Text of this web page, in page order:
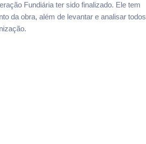
Fundiária ter sido finalizado. Ele tem
da obra, além de levantar e analisar todos